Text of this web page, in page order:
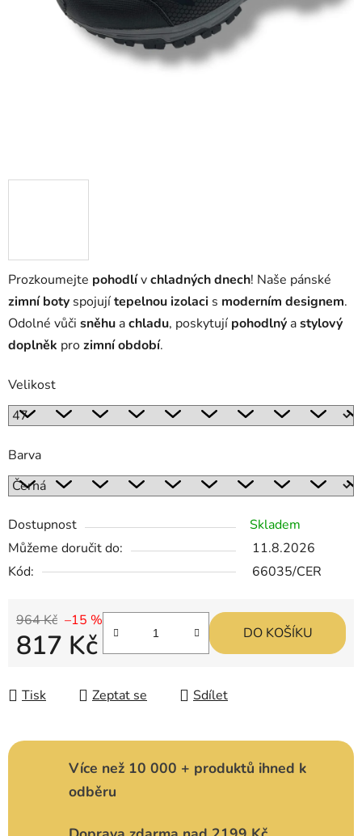
Prozkoumejte pohodlívchladných dnech! Naše pánské
zimní boty spojujítepelnou izolaci s moderním designem.
Odolné vůči sněhu achladu, poskytují pohodlný astylový
doplněk prozimní období.
Velikost
Barva
Dostupnost
Skladem
Můžeme doručit do:
11.8.2026
Kód:
66035/CER
964 Kč –15 %
817 Kč DO KOŠÍKU
Tisk Zeptat se Sdílet
Více než 10 000 + produktů ihned k
odběru